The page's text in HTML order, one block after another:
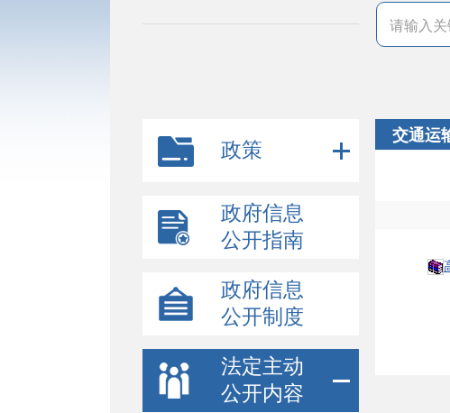
政策
政府信息
公开指南
政府信息
公开制度
法定主动
公开内容
交通运